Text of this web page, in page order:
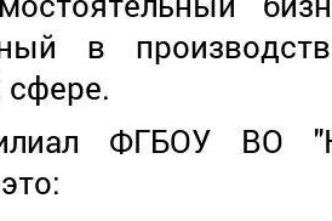
в
сфере.
ФГБОУ